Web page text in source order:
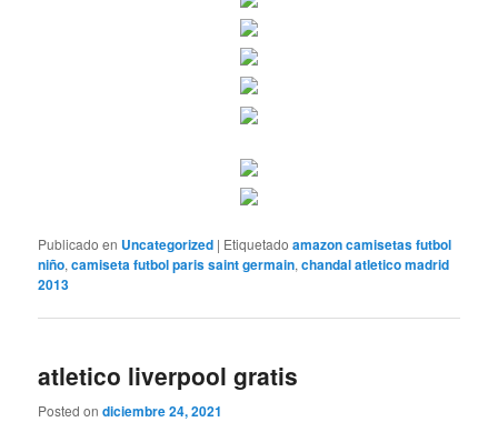
Publicado en Uncategorized | Etiquetado amazon camisetas futbol
niño,camiseta futbol paris saint germain,chandal atletico madrid
2013
atletico liverpool gratis
Posted ondiciembre 24, 2021